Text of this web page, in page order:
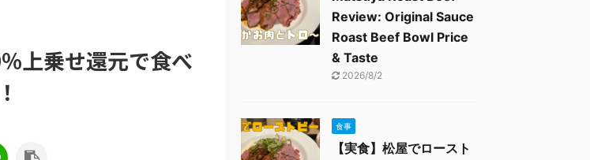
上乗せ還元で食べ
Review: Original Sauce
Roast Beef Bowl Price
& Taste
2026/8/2
食事
【実食】松屋でロースト